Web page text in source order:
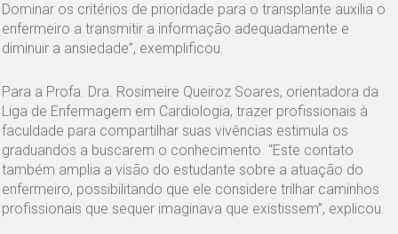
Dominar os critérios de prioridade para o transplante auxilia o
enfermeiro a transmitir a informação adequadamente e
diminuir a ansiedade”, exemplificou.
Para a Profa. Dra. Rosimeire Queiroz Soares, orientadora da
Liga de Enfermagem em Cardiologia, trazer profissionais à
faculdade para compartilhar suas vivências estimula os
graduandos a buscarem o conhecimento. “Este contato
também amplia a visão do estudante sobre a atuação do
enfermeiro, possibilitando que ele considere trilhar caminhos
profissionais que sequer imaginava que existissem”, explicou.